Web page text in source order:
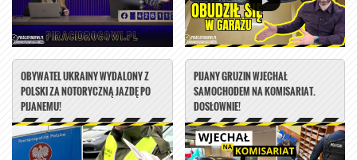
OBYWATEL UKRAINY WYDALONY Z
POLSKI ZA NOTORYCZNĄ JAZDĘ PO
PIJANEMU!
PIJANY GRUZIN WJECHAŁ
SAMOCHODEM NA KOMISARIAT.
DOSŁOWNIE!